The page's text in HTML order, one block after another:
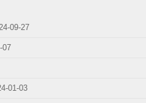
09-27
07
01-03